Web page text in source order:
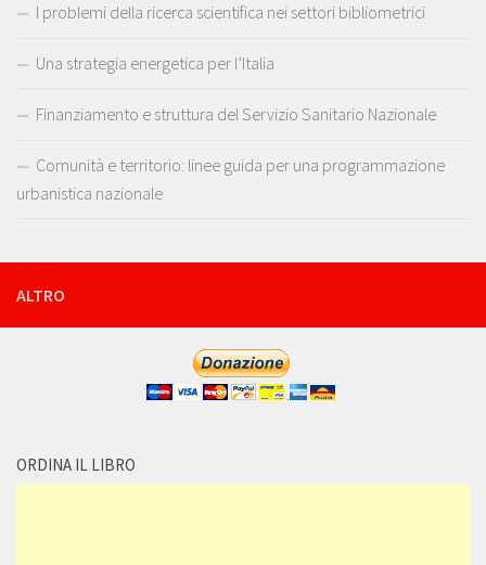
I problemi della ricerca scientifica nei settori bibliometrici
Una strategia energetica per l’Italia
Finanziamento e struttura del Servizio Sanitario Nazionale
Comunità e territorio: linee guida per una programmazione
urbanistica nazionale
ALTRO
ORDINA IL LIBRO